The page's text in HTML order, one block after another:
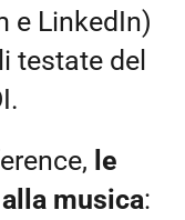
e LinkedIn)
testate del
le
musica: